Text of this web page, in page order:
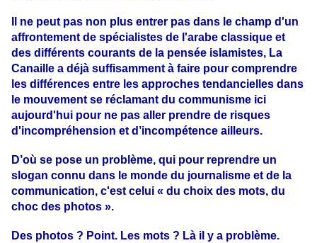
Il ne peut pas non plus entrer pas dans le champ d'un
affrontement de spécialistes de l'arabe classique et
des différents courants de la pensée islamistes, La
Canaille a déjà suffisamment à faire pour comprendre
les différences entre les approches tendancielles dans
le mouvement se réclamant du communisme ici
aujourd'hui pour ne pas aller prendre de risques
d'incompréhension et d’incompétence ailleurs.
D’où se pose un problème, qui pour reprendre un
slogan connu dans le monde du journalisme et de la
communication, c'est celui « du choix des mots, du
choc des photos ».
Des photos ? Point. Les mots ? Là il y a problème.